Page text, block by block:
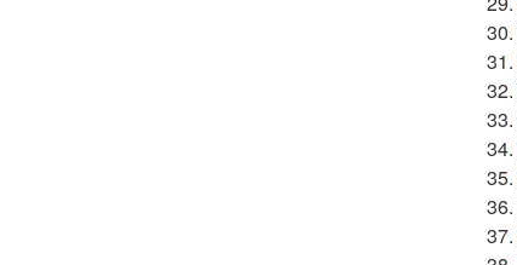
30.
31.
32.
33.
34.
35.
36.
37.